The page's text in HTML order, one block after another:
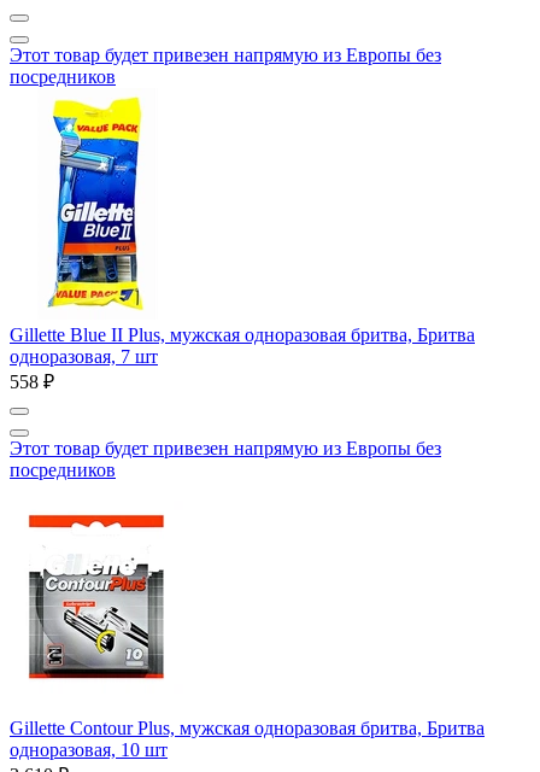
Этот товар будет привезен напрямую из Европы без
посредников
Gillette Blue II Plus, мужская одноразовая бритва, Бритва
одноразовая, 7 шт
558 ₽
Этот товар будет привезен напрямую из Европы без
посредников
Gillette Contour Plus, мужская одноразовая бритва, Бритва
одноразовая, 10 шт